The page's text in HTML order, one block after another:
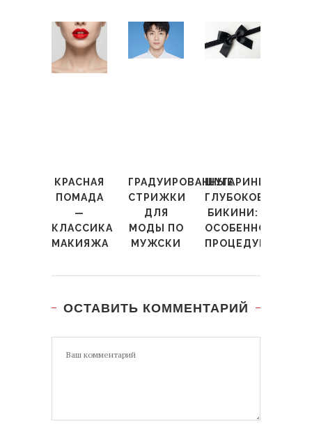
КРАСНАЯ
ПОМАДА
—
КЛАССИКА
МАКИЯЖА
ГРАДУИРОВАННЫЕ
СТРИЖКИ
ДЛЯ
МОДЫ ПО
МУЖСКИ
ШУГАРИНГ
ГЛУБОКОЕ
БИКИНИ:
ОСОБЕННОСТИ
ПРОЦЕДУРЫ
ОСТАВИТЬ КОММЕНТАРИЙ